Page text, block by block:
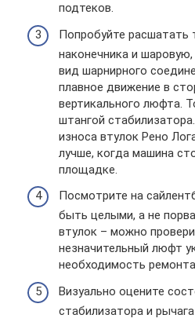
подтеков.
Попробуйте расшатать
наконечника и
вид шарнирного
плавное движение в
вертикального люфта.
штангой
износа втулок Рено
лучше, когда машина
площадке.
Посмотрите на
быть целыми, а не
втулок – можно
незначительный люфт
необходимость
Визуально оцените
стабилизатора и